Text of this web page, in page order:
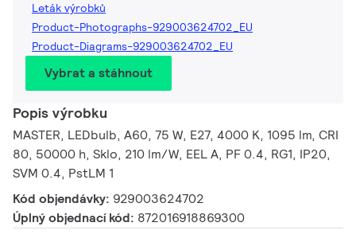
Leták výrobků
Product-Photographs-929003624702_EU
Product-Diagrams-929003624702_EU
Vybrat a stáhnout
Popis výrobku
MASTER, LEDbulb, A60, 75 W, E27, 4000 K, 1095 lm, CRI
80, 50000 h, Sklo, 210 lm/W, EEL A, PF 0.4, RG1, IP20,
SVM 0.4, PstLM 1
Kód objendávky: 929003624702
Úplný objednací kód: 872016918869300